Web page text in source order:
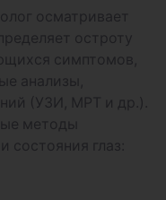
осматривает
остроту
симптомов,
анализы,
(УЗИ, МРТ и др.).
методы
состояния глаз: